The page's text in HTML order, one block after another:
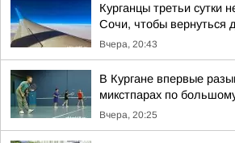
Курганцы третьи сутки
Сочи, чтобы вернуться
Вчера, 20:43
В Кургане впервые
микстпарах по
Вчера, 20:25